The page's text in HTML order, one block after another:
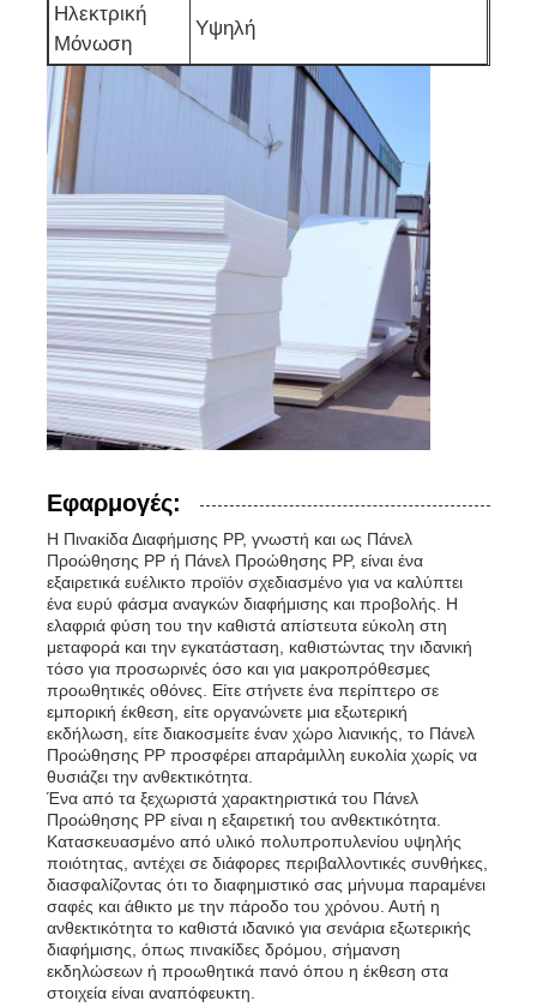
Ηλεκτρική
Μόνωση
Υψηλή
Εφαρμογές:
Η Πινακίδα Διαφήμισης PP, γνωστή και ως Πάνελ
Προώθησης PP ή Πάνελ Προώθησης PP, είναι ένα
εξαιρετικά ευέλικτο προϊόν σχεδιασμένο για να καλύπτει
ένα ευρύ φάσμα αναγκών διαφήμισης και προβολής. Η
ελαφριά φύση του την καθιστά απίστευτα εύκολη στη
μεταφορά και την εγκατάσταση, καθιστώντας την ιδανική
τόσο για προσωρινές όσο και για μακροπρόθεσμες
προωθητικές οθόνες. Είτε στήνετε ένα περίπτερο σε
εμπορική έκθεση, είτε οργανώνετε μια εξωτερική
εκδήλωση, είτε διακοσμείτε έναν χώρο λιανικής, το Πάνελ
Προώθησης PP προσφέρει απαράμιλλη ευκολία χωρίς να
θυσιάζει την ανθεκτικότητα.
Ένα από τα ξεχωριστά χαρακτηριστικά του Πάνελ
Προώθησης PP είναι η εξαιρετική του ανθεκτικότητα.
Κατασκευασμένο από υλικό πολυπροπυλενίου υψηλής
ποιότητας, αντέχει σε διάφορες περιβαλλοντικές συνθήκες,
διασφαλίζοντας ότι το διαφημιστικό σας μήνυμα παραμένει
σαφές και άθικτο με την πάροδο του χρόνου. Αυτή η
ανθεκτικότητα το καθιστά ιδανικό για σενάρια εξωτερικής
διαφήμισης, όπως πινακίδες δρόμου, σήμανση
εκδηλώσεων ή προωθητικά πανό όπου η έκθεση στα
στοιχεία είναι αναπόφευκτη.